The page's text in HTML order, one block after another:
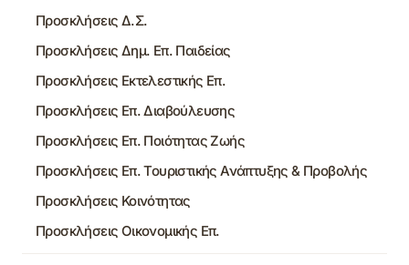
Προσκλήσεις Δ.Σ.
Προσκλήσεις Δημ. Επ. Παιδείας
Προσκλήσεις Εκτελεστικής Επ.
Προσκλήσεις Επ. Διαβούλευσης
Προσκλήσεις Επ. Ποιότητας Ζωής
Προσκλήσεις Επ. Τουριστικής Ανάπτυξης & Προβολής
Προσκλήσεις Κοινότητας
Προσκλήσεις Οικονομικής Επ.